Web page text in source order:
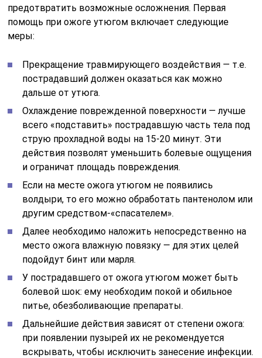
предотвратить возможные осложнения. Первая
помощь при ожоге утюгом включает следующие
меры:
Прекращение травмирующего воздействия — т.е.
пострадавший должен оказаться как можно
дальше от утюга.
Охлаждение поврежденной поверхности — лучше
всего «подставить» пострадавшую часть тела под
струю прохладной воды на 15-20 минут. Эти
действия позволят уменьшить болевые ощущения
и ограничат площадь повреждения.
Если на месте ожога утюгом не появились
волдыри, то его можно обработать пантенолом или
другим средством-«спасателем».
Далее необходимо наложить непосредственно на
место ожога влажную повязку — для этих целей
подойдут бинт или марля.
У пострадавшего от ожога утюгом может быть
болевой шок: ему необходим покой и обильное
питье, обезболивающие препараты.
Дальнейшие действия зависят от степени ожога:
при появлении пузырей их не рекомендуется
вскрывать, чтобы исключить занесение инфекции.